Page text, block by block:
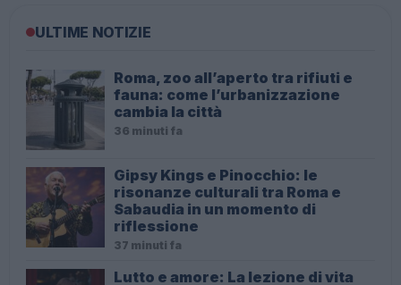
ULTIME NOTIZIE
Roma, zoo all’aperto tra rifiuti e
fauna: come l’urbanizzazione
cambia la città
36 minuti fa
Gipsy Kings e Pinocchio: le
risonanze culturali tra Roma e
Sabaudia in un momento di
riflessione
37 minuti fa
Lutto e amore: La lezione di vita